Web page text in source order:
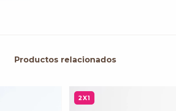
Productos relacionados
2X1